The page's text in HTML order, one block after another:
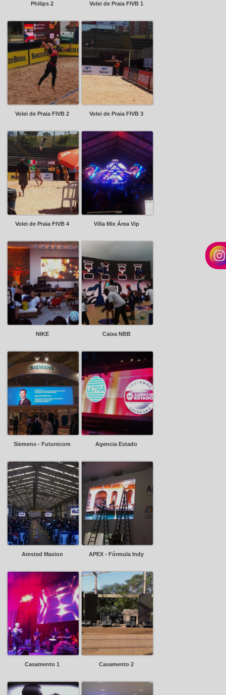
Philips 2 Volei de Praia FIVB 1
Volei de Praia FIVB 2 Volei de Praia FIVB 3
Volei de Praia FIVB 4 Villa Mix Área Vip
NIKE Caixa NBB
Siemens - Futurecom Agencia Estado
Amsted Maxion APEX - Fórmula Indy
Casamento 1 Casamento 2